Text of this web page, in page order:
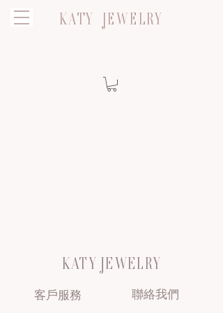
KATY JEWELRY
KATY JEWELRY
客戶服務 聯絡我們